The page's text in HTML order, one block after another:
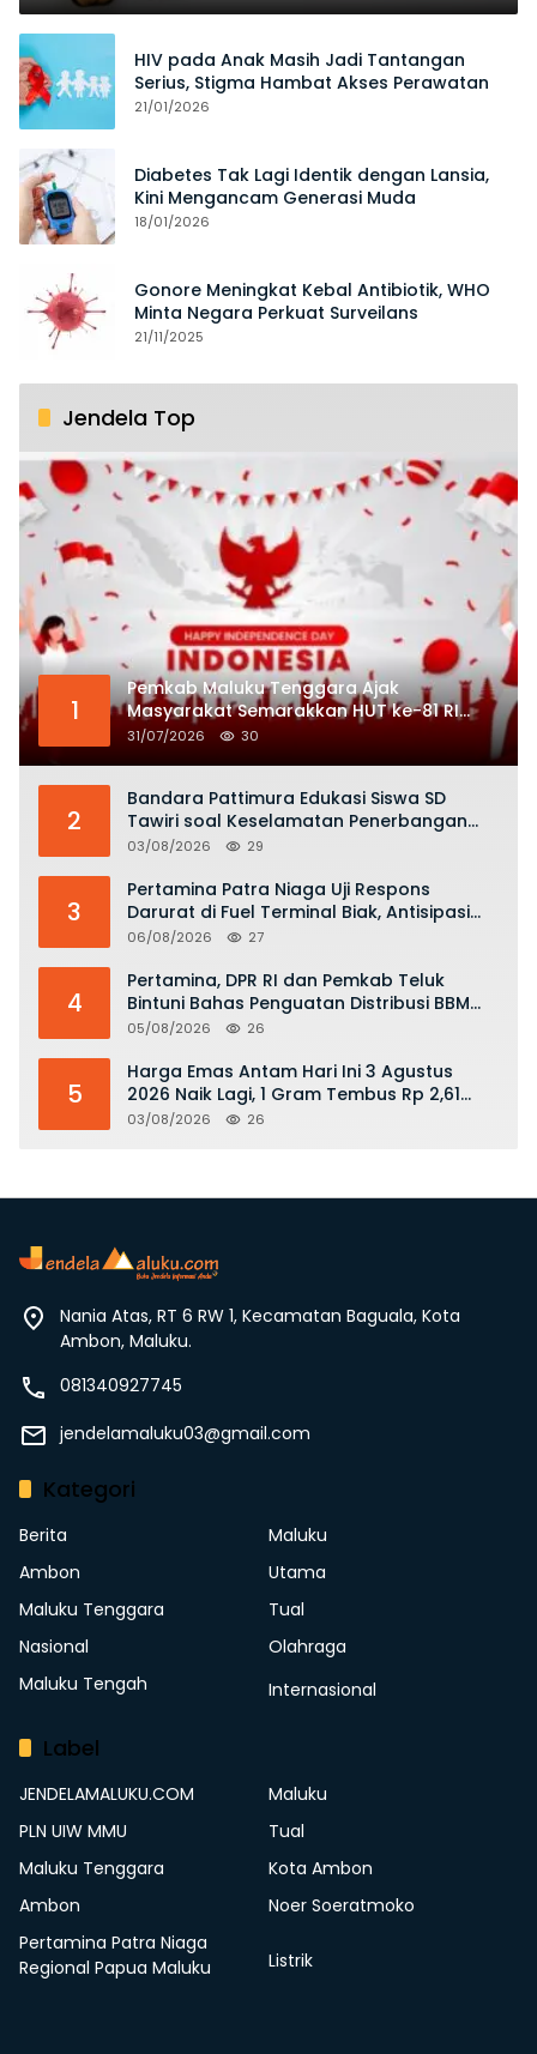
HIV pada Anak Masih Jadi Tantangan
Serius, Stigma Hambat Akses Perawatan
21/01/2026
Diabetes Tak Lagi Identik dengan Lansia,
Kini Mengancam Generasi Muda
18/01/2026
Gonore Meningkat Kebal Antibiotik, WHO
Minta Negara Perkuat Surveilans
21/11/2025
Jendela Top
1
Pemkab Maluku Tenggara Ajak
Masyarakat Semarakkan HUT ke-81 RI
dengan Semangat Nasionalisme
31/07/2026 30
2
Bandara Pattimura Edukasi Siswa SD
Tawiri soal Keselamatan Penerbangan
dan Bahaya Bermain Layang-layang di
03/08/2026 29
3
Pertamina Patra Niaga Uji Respons
Darurat di Fuel Terminal Biak, Antisipasi
Risiko Kebakaran dan Tumpahan BBM
06/08/2026 27
4
Pertamina, DPR RI dan Pemkab Teluk
Bintuni Bahas Penguatan Distribusi BBM
dan LPG
05/08/2026 26
5
Harga Emas Antam Hari Ini 3 Agustus
2026 Naik Lagi, 1 Gram Tembus Rp 2,61
Juta
03/08/2026 26
Nania Atas, RT 6 RW 1, Kecamatan Baguala, Kota
Ambon, Maluku.
081340927745
jendelamaluku03@gmail.com
Kategori
Berita
Maluku
Ambon
Utama
Maluku Tenggara
Tual
Nasional
Olahraga
Maluku Tengah
Internasional
Label
JENDELAMALUKU.COM
Maluku
PLN UIW MMU
Tual
Maluku Tenggara
Kota Ambon
Ambon
Noer Soeratmoko
Pertamina Patra Niaga
Regional Papua Maluku
Listrik